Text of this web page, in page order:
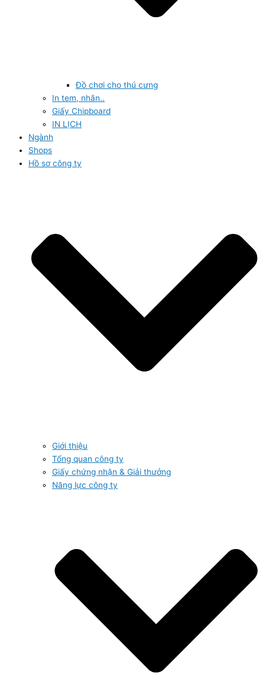
Đồ chơi cho thú cưng
In tem, nhãn..
Giấy Chipboard
IN LỊCH
Ngành
Shops
Hồ sơ công ty
Giới thiệu
Tổng quan công ty
Giấy chứng nhận & Giải thưởng
Năng lực công ty